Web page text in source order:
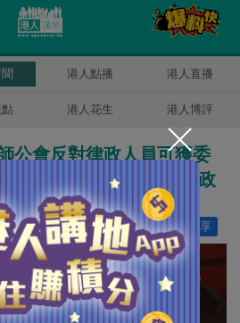
港人點播 港人直播
港人花生 港人博評
公會反對律政人員可獲委
反駁：資深大律師任職政
眾負起責任
分享
讚好 10